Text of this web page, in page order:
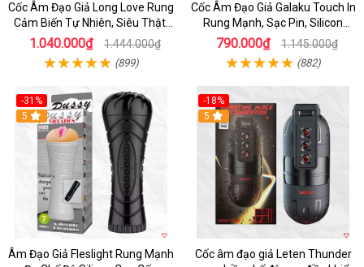
Cốc Âm Đạo Giả Long Love Rung
Cảm Biến Tự Nhiên, Siêu Thật,
Sướng
1.040.000₫ 1.444.000₫
(899)
Cốc Âm Đạo Giả Galaku Touch In
Rung Mạnh, Sạc Pin, Silicon
Mềm
790.000₫ 1.145.000₫
(882)
-31%
5
Âm Đạo Giả Fleslight Rung Mạnh
-18%
5
Cốc âm đạo giả Leten Thunder